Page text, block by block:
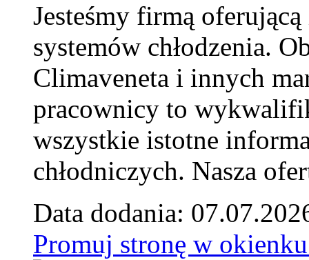
Jesteśmy firmą
systemów chłodzenia.
Climaveneta i innych
pracownicy to
wszystkie istotne
chłodniczych. Nasza
Data dodania:
Promuj stronę w